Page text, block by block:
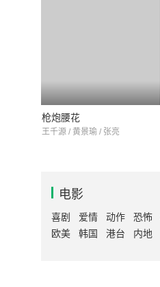
枪炮腰花
王千源 / 黄景瑜 / 张亮
电影
喜剧 爱情 动作 恐怖
欧美
韩国 港台 内地